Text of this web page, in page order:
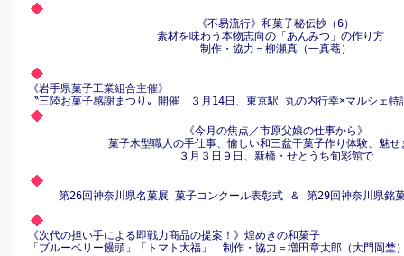
《不易流行》和菓子秘伝抄（6）
素材を味わう本物志向の「あんみつ」の作り方
制作・協力＝柳瀬真（一真菴）
《岩手県菓子工業組合主催》
〝三陸お菓子感謝まつり〟開催 ３月14日、東京駅 丸の内行幸×マルシェ特
《今月の焦点／市原父娘の仕事から》
菓子木型職人の手仕事、愉しい和三盆干菓子作り体験、魅せ
３月３日９日、新橋・せとうち旬彩館で
第26回神奈川県名菓展 菓子コンクール表彰式 ＆ 第29回神奈川県銘
《次代の担い手による即戦力商品の提案！》煌めきの和菓子
「ブルーベリー饅頭」「トマト大福」 制作・協力＝増田章太郎（大門岡埜